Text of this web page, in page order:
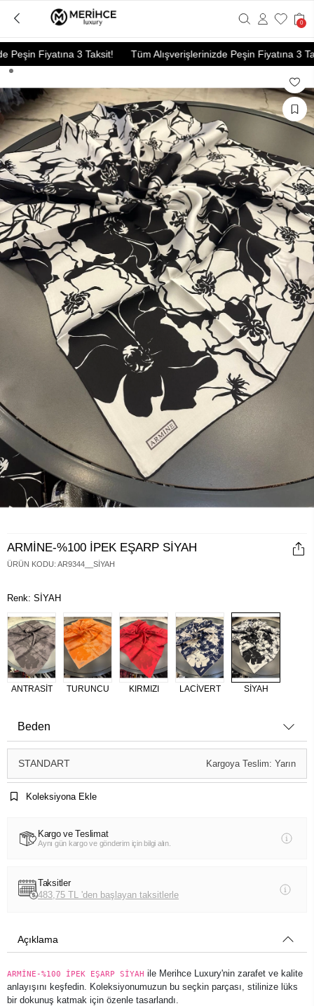
Fiyatına 3 Taksit! Tüm Alışverişlerinizde Peşin Fiyatına 3
0
ARMİNE-%100 İPEK EŞARP SİYAH
ÜRÜN KODU: AR9344__SİYAH
Renk: SİYAH
ANTRASİT TURUNCU KIRMIZI LACİVERT SİYAH
Beden
STANDART Kargoya Teslim: Yarın
Koleksiyona Ekle
Kargo ve Teslimat
Aynı gün kargo ve gönderim için bilgi alın.
Taksitler
483,75 TL 'den başlayan taksitlerle
Açıklama
ARMİNE-%100 İPEK EŞARP SİYAH ile Merihce Luxury'nin zarafet ve kalite
anlayışını keşfedin. Koleksiyonumuzun bu seçkin parçası, stilinize lüks
bir dokunuş katmak için özenle tasarlandı.